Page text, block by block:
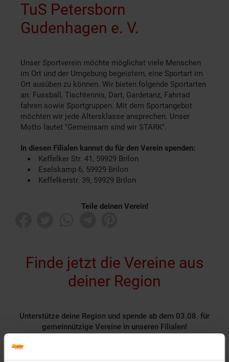
TuS Petersborn
Gudenhagen e. V.
Unser Sportverein möchte möglichst viele Menschen
im Ort und der Umgebung begeistern, eine Sportart im
Ort ausüben zu können. Wir bieten folgende Sportarten
an: Fussball, Tischtennis, Dart, Gardetanz, Fahrrad
fahren sowie Sportgruppen. Mit dem Sportangebot
möchten wir jede Altersklasse ansprechen. Unser
Motto lautet "Gemeinsam sind wir STARK".
In diesen Filialen kannst du für den Verein spenden:
Keffelker Str. 41, 59929 Brilon
Eselskamp 6, 59929 Brilon
Keffelkerstr. 39, 59929 Brilon
Teile deinen Verein!
Finde jetzt die Vereine aus
deiner Region
Unterstütze deine Region und spende ab dem 03.08. für
gemeinnützige Vereine in unseren Filialen!
Rund 1400 gemeinnützige Vereine nehmen deutschlandweit
als Spendenpartner teil und freuen sich über deine